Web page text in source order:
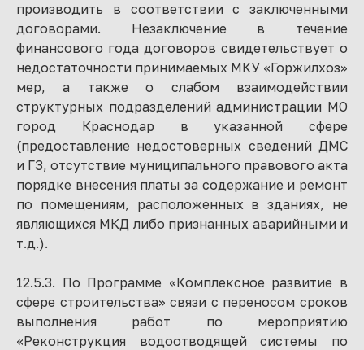
производить в соответствии с заключенными
договорами. Незаключение в течение
финансового года договоров свидетельствует о
недостаточности принимаемых МКУ «Горжилхоз»
мер, а также о слабом взаимодействии
структурных подразделений администрации МО
город Краснодар в указанной сфере
(предоставление недостоверных сведений ДМС
и ГЗ, отсутствие муниципального правового акта
порядке внесения платы за содержание и ремонт
по помещениям, расположенных в зданиях, не
являющихся МКД либо признанных аварийными и
т.д.).
12.5.3. По Программе «Комплексное развитие в
сфере строительства» связи с переносом сроков
выполнения работ по мероприятию
«Реконструкция водоотводящей системы по